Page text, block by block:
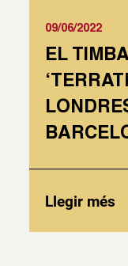
09/06/2022
EL
Llegir més